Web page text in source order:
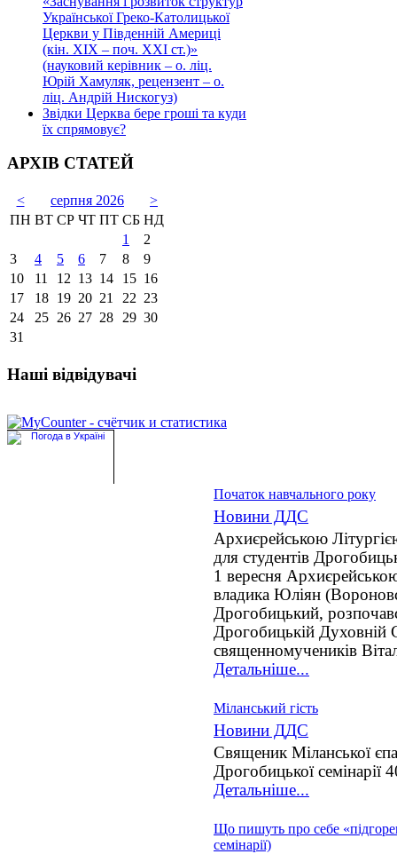
Української Греко-Католицької
Церкви у Південній Америці
(кін. ХІХ – поч. ХХІ ст.)»
(науковий керівник – о. ліц.
Юрій Хамуляк, рецензент – о.
ліц. Андрій Нискогуз)
Звідки Церква бере гроші та куди
їх спрямовує?
АРХІВ СТАТЕЙ
< серпня 2026
>
ПН ВТ СР ЧТ ПТ СБ НД
1
2
3
4 5 6 7 8
9
10
11 12 13 14 15 16
17
18 19 20 21 22 23
24
25 26 27 28 29 30
31
Наші відвідувачі
Початок навчального року
Новини ДДС
Архиєрейською
для студентів
1 вересня
владика Юліян
Дрогобицький,
Дрогобицькій Духовній
священномучеників
Детальніше...
Міланський гість
Новини ДДС
Священик Міланської
Дрогобицької семінарії
Детальніше...
Що пишуть про себе
семінарії)